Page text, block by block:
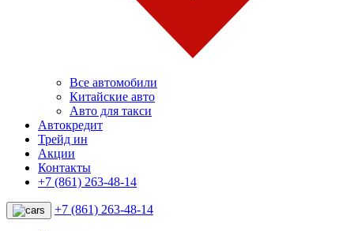
Все автомобили
Китайские авто
Авто для такси
Автокредит
Трейд ин
Акции
Контакты
+7 (861) 263-48-14
+7 (861) 263-48-14